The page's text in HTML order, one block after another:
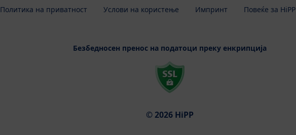
Политика на приватност Услови на користење Импринт Повеќе за HiPP
Безбедносен пренос на податоци преку енкрипција
© 2026 HiPP